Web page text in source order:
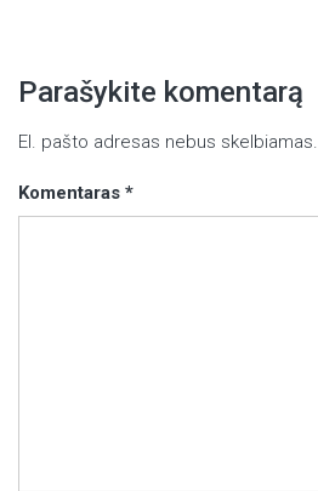
Parašykite komentarą
El. pašto adresas nebus skelbiamas.
Komentaras *